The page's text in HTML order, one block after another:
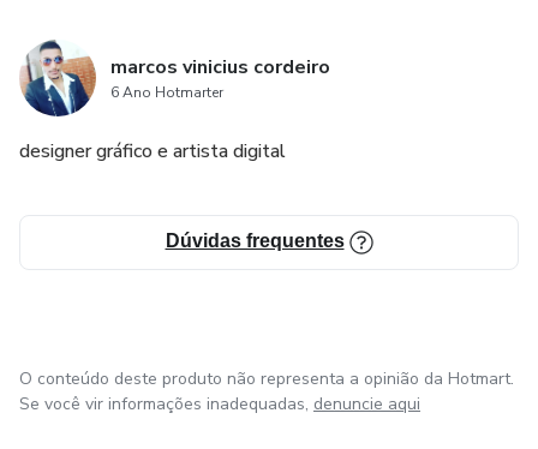
marcos vinicius cordeiro
6 Ano Hotmarter
designer gráfico e artista digital
Dúvidas frequentes
O conteúdo deste produto não representa a opinião da Hotmart.
Se você vir informações inadequadas, denuncie aqui